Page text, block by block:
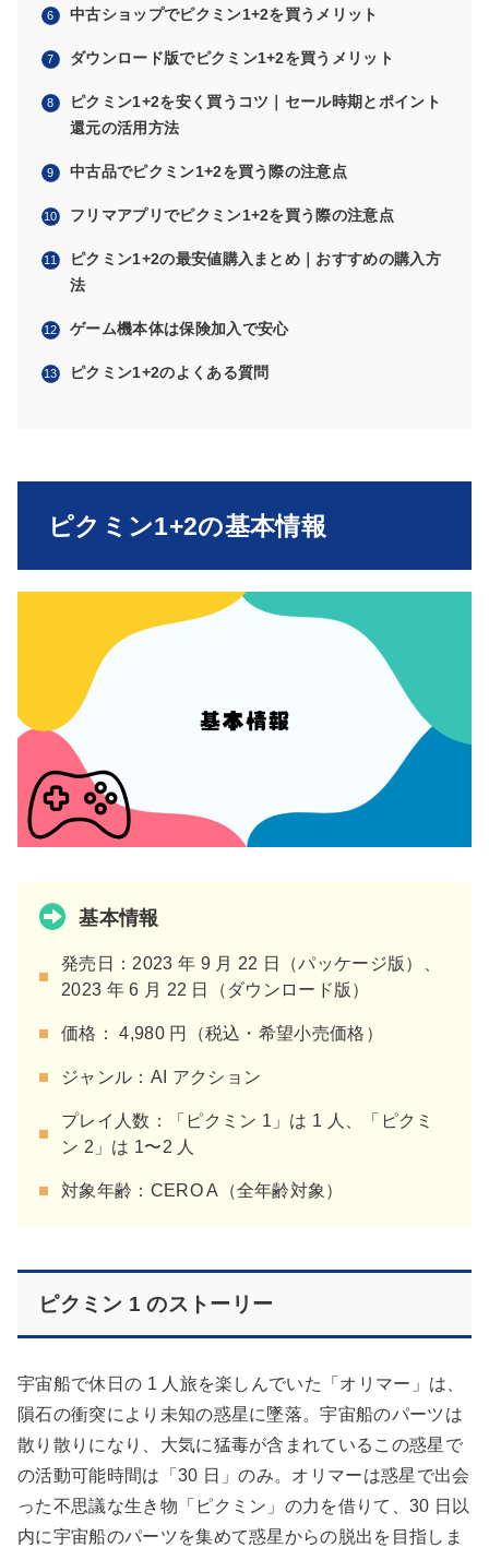
中古ショップでピクミン1+2を買うメリット
ダウンロード版でピクミン1+2を買うメリット
ピクミン1+2を安く買うコツ｜セール時期とポイント
還元の活用方法
中古品でピクミン1+2を買う際の注意点
フリマアプリでピクミン1+2を買う際の注意点
ピクミン1+2の最安値購入まとめ｜おすすめの購入方
法
ゲーム機本体は保険加入で安心
ピクミン1+2のよくある質問
ピクミン1+2の基本情報
基本情報
発売日：2023 年 9 月 22 日（パッケージ版）、
2023 年 6 月 22 日（ダウンロード版）
価格： 4,980 円（税込・希望小売価格）
ジャンル：AI アクション
プレイ人数：「ピクミン 1」は 1 人、「ピクミ
ン 2」は 1〜2 人
対象年齢：CERO A（全年齢対象）
ピクミン 1 のストーリー
宇宙船で休日の 1 人旅を楽しんでいた「オリマー」は、
隕石の衝突により未知の惑星に墜落。宇宙船のパーツは
散り散りになり、大気に猛毒が含まれているこの惑星で
の活動可能時間は「30 日」のみ。オリマーは惑星で出会
った不思議な生き物「ピクミン」の力を借りて、30 日以
内に宇宙船のパーツを集めて惑星からの脱出を目指しま